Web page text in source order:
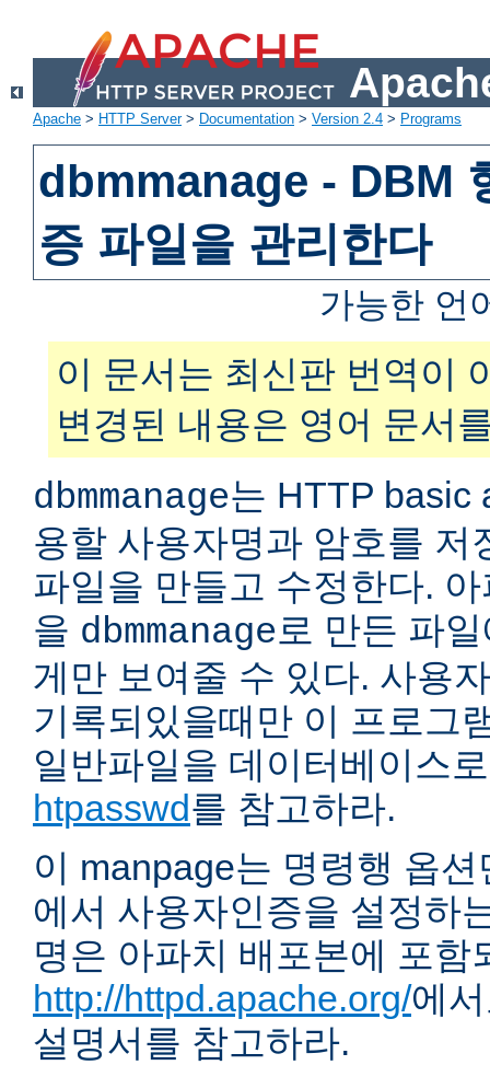
Apache > HTTP Server> Documentation > Version 2.4 > Programs
dbmmanage - DBM
증 파일을 관리한다
가능한 언
이 문서는 최신판 번역이
변경된 내용은 영어 문서
dbmmanage는 HTTP basic
용할 사용자명과 암호를 저
파일을 만들고 수정한다.
을 dbmmanage로 만든 파
게만 보여줄 수 있다. 사용
기록되있을때만 이 프로그
일반파일을 데이터베이스
htpasswd를 참고하라.
이 manpage는 명령행 옵
에서 사용자인증을 설정하
명은 아파치 배포본에 포함
http://httpd.apache.org/에
설명서를 참고하라.